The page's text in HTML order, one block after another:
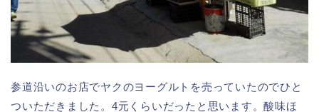
参道沿いのお店でヤクのヨーグルトを売っていたのでひと
ついただきました。4元くらいだったと思います。酸味ほ